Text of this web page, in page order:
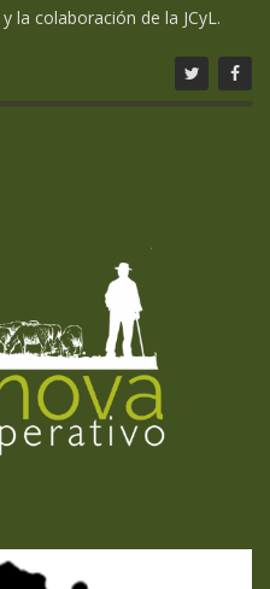
y la colaboración de la JCyL.